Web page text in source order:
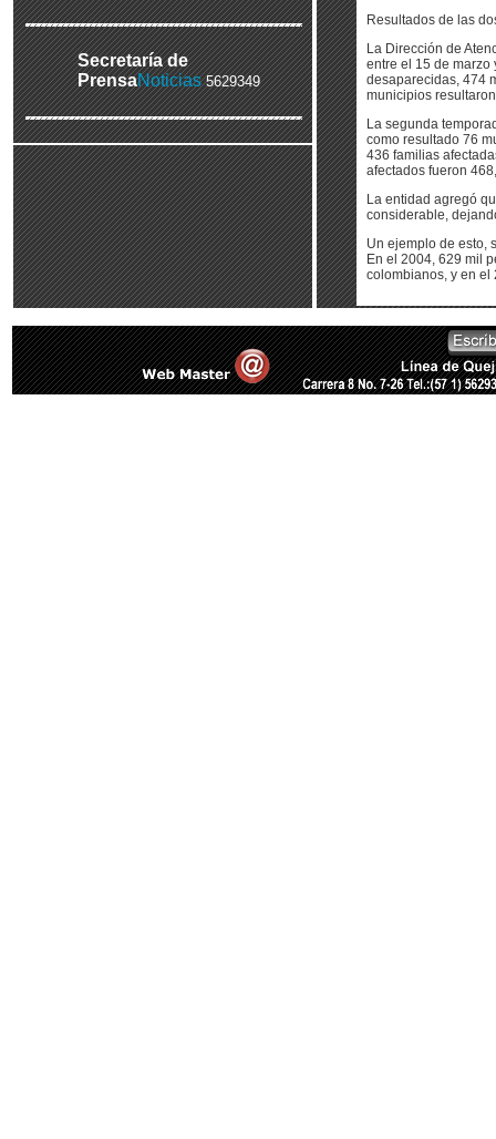
Secretaría de
PrensaNoticias 5629349
Resultados de las
La Dirección de
entre el 15 de marzo
desaparecidas, 474
municipios
La segunda
como resultado 76
436 familias
afectados fueron
La entidad agregó
considerable,
Un ejemplo de esto,
En el 2004, 629 mil
colombianos, y en el